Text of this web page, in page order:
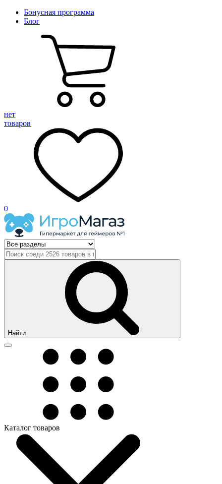
Бонусная программа
Блог
нет
товаров
0
Найти
Каталог товаров